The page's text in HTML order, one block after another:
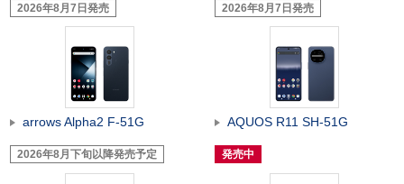
2026年8月7日発売 2026年8月7日発売
arrows Alpha2 F-51G
2026年8月下旬以降発売予定
AQUOS R11 SH-51G
発売中